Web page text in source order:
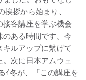
拶から始まり、
接客講座を学ぶ機会
ある時間です。今
ルアップに繋げて
次に日本アムウェ
ｲ冬が、「この講座を